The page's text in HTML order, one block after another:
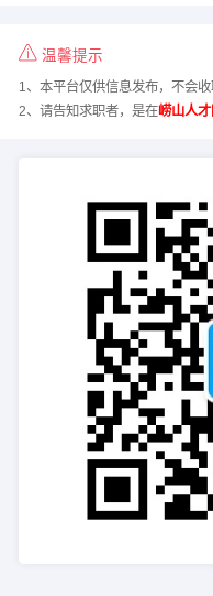
温馨提示
1、本平台仅供信息发布，不会
2、请告知求职者，是在崂山人才